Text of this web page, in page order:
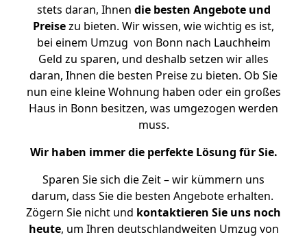
stets daran, Ihnen die besten Angebote und
Preisezu bieten. Wir wissen, wie wichtig es ist,
bei einem Umzug von Bonn nach Lauchheim
Geld zu sparen, und deshalb setzen wir alles
daran, Ihnen die besten Preise zu bieten. Ob Sie
nun eine kleine Wohnung haben oder ein großes
Haus in Bonn besitzen, was umgezogen werden
muss.
Wir haben immer die perfekte Lösung für Sie.
Sparen Sie sich die Zeit – wir kümmern uns
darum, dass Sie die besten Angebote erhalten.
Zögern Sie nicht und kontaktieren Sie uns noch
heute, um Ihren deutschlandweiten Umzug von